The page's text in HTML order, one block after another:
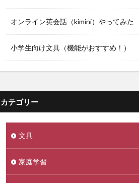
オンライン英会話（kimini）やってみた
小学生向け文具（機能がおすすめ！）
カテゴリー
文具
家庭学習